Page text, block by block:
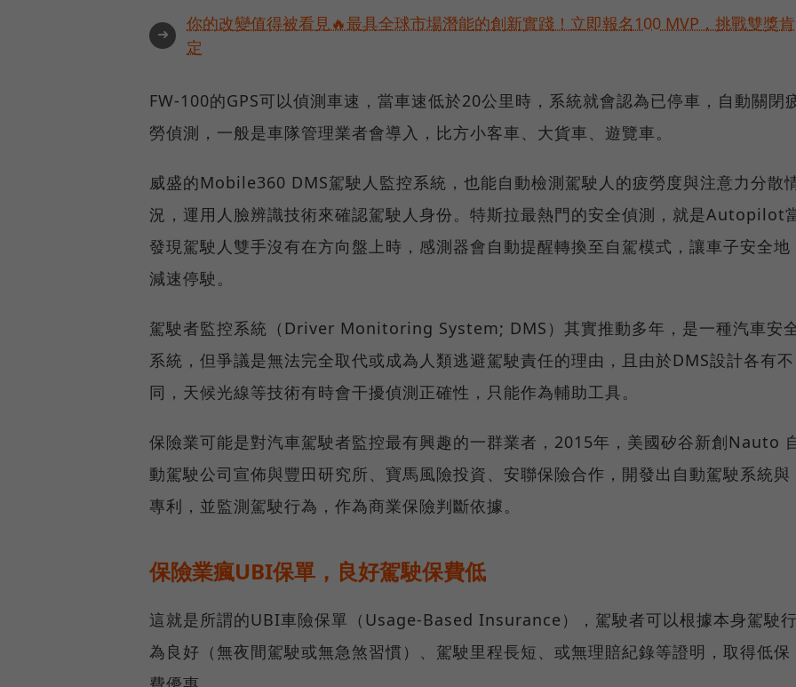
➜
你的改變值得被看見🔥最具全球市場潛能的創新實踐！立即報名100 MVP，挑戰雙獎肯
定
FW-100的GPS可以偵測車速，當車速低於20公里時，系統就會認為已停車，自動關閉
勞偵測，一般是車隊管理業者會導入，比方小客車、大貨車、遊覽車。
威盛的Mobile360 DMS駕駛人監控系統，也能自動檢測駕駛人的疲勞度與注意力分散
況，運用人臉辨識技術來確認駕駛人身份。特斯拉最熱門的安全偵測，就是Autopilot
發現駕駛人雙手沒有在方向盤上時，感測器會自動提醒轉換至自駕模式，讓車子安全地
減速停駛。
駕駛者監控系統（Driver Monitoring System; DMS）其實推動多年，是一種汽車安
系統，但爭議是無法完全取代或成為人類逃避駕駛責任的理由，且由於DMS設計各有不
同，天候光線等技術有時會干擾偵測正確性，只能作為輔助工具。
保險業可能是對汽車駕駛者監控最有興趣的一群業者，2015年，美國矽谷新創Nauto
動駕駛公司宣佈與豐田研究所、寶馬風險投資、安聯保險合作，開發出自動駕駛系統與
專利，並監測駕駛行為，作為商業保險判斷依據。
保險業瘋UBI保單，良好駕駛保費低
這就是所謂的UBI車險保單（Usage-Based Insurance），駕駛者可以根據本身駕駛行
為良好（無夜間駕駛或無急煞習慣）、駕駛里程長短、或無理賠紀錄等證明，取得低保